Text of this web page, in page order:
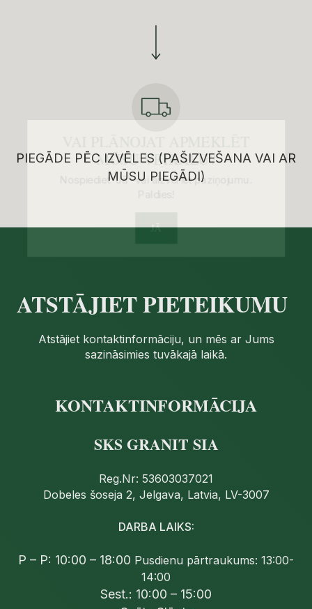
PIEGĀDE PĒC IZVĒLES (PAŠIZVEŠANA VAI AR
MŪSU PIEGĀDI)
ATSTĀJIET PIETEIKUMU
Atstājiet kontaktinformāciju, un mēs ar Jums
sazināsimies tuvākajā laikā.
KONTAKTINFORMĀCIJA
SKS GRANIT SIA
Reg.Nr: 53603037021
Dobeles šoseja 2, Jelgava, Latvia, LV-3007
DARBA LAIKS:
P – P: 10:00 – 18:00 Pusdienu pārtraukums: 13:00-
14:00
Sest.: 10:00 – 15:00
VAI PLĀNOJAT APMEKLĒT
Nospiediet “Jā” vai aizveriet paziņojumu.
Paldies!